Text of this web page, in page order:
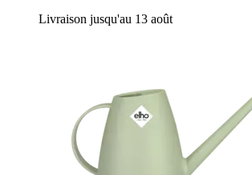
Livraison jusqu'au 13 août